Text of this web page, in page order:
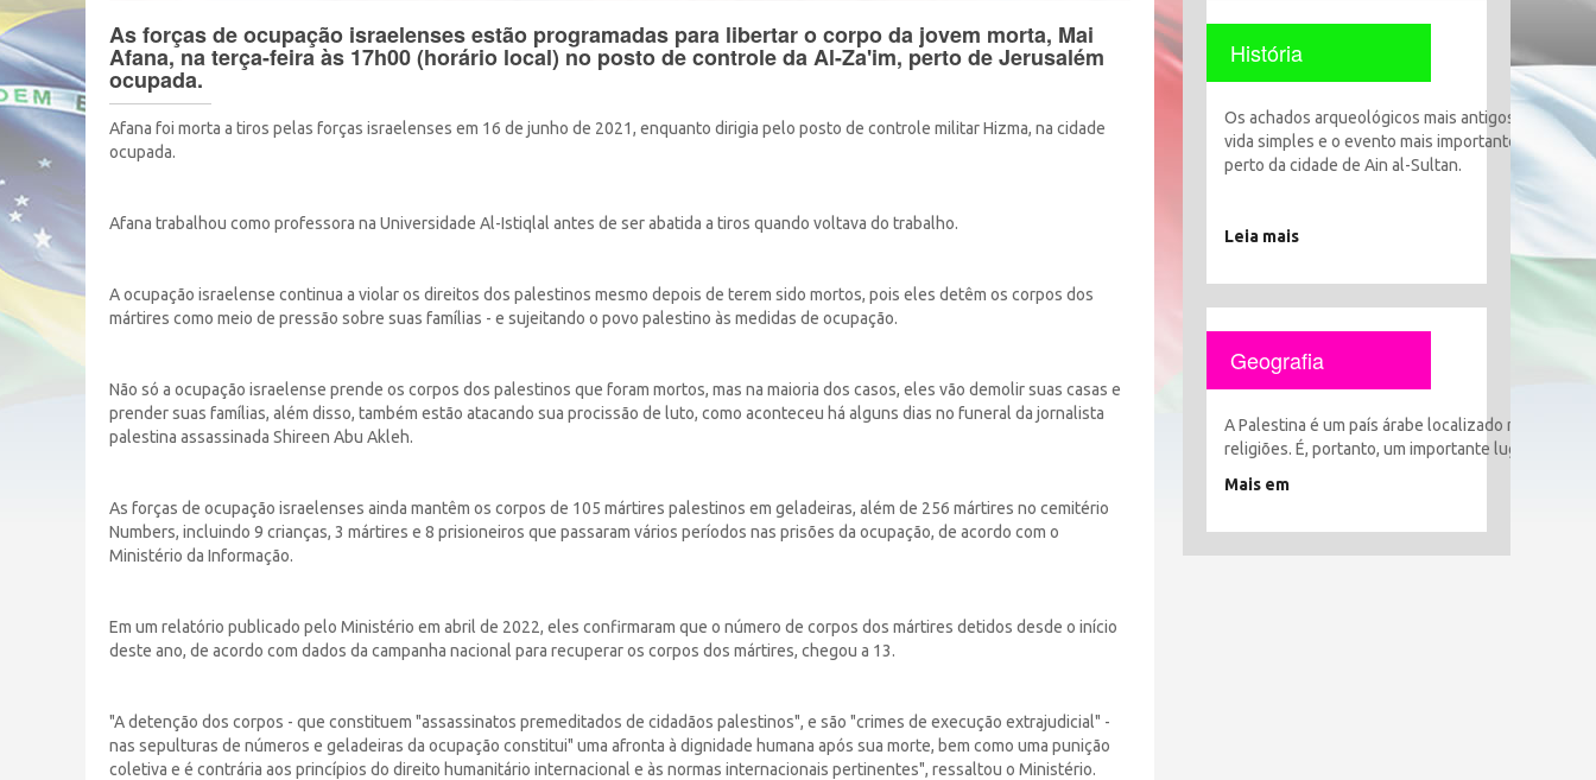
As forças de ocupação israelenses estão programadas para libertar o corpo da jovem morta, Mai
Afana, na terça-feira às 17h00 (horário local) no posto de controle da Al-Za'im, perto de Jerusalém
ocupada.
Afana foi morta a tiros pelas forças israelenses em 16 de junho de 2021, enquanto dirigia pelo posto de controle militar Hizma, na cidade
ocupada.
Afana trabalhou como professora na Universidade Al-Istiqlal antes de ser abatida a tiros quando voltava do trabalho.
A ocupação israelense continua a violar os direitos dos palestinos mesmo depois de terem sido mortos, pois eles detêm os corpos dos
mártires como meio de pressão sobre suas famílias - e sujeitando o povo palestino às medidas de ocupação.
Não só a ocupação israelense prende os corpos dos palestinos que foram mortos, mas na maioria dos casos, eles vão demolir suas casas e
prender suas famílias, além disso, também estão atacando sua procissão de luto, como aconteceu há alguns dias no funeral da jornalista
palestina assassinada Shireen Abu Akleh.
As forças de ocupação israelenses ainda mantêm os corpos de 105 mártires palestinos em geladeiras, além de 256 mártires no cemitério
Numbers, incluindo 9 crianças, 3 mártires e 8 prisioneiros que passaram vários períodos nas prisões da ocupação, de acordo com o
Ministério da Informação.
Em um relatório publicado pelo Ministério em abril de 2022, eles confirmaram que o número de corpos dos mártires detidos desde o início
deste ano, de acordo com dados da campanha nacional para recuperar os corpos dos mártires, chegou a 13.
"A detenção dos corpos - que constituem "assassinatos premeditados de cidadãos palestinos", e são "crimes de execução extrajudicial" -
nas sepulturas de números e geladeiras da ocupação constitui" uma afronta à dignidade humana após sua morte, bem como uma punição
coletiva e é contrária aos princípios do direito humanitário internacional e às normas internacionais pertinentes", ressaltou o Ministério.
História
Os achados arqueológicos mais antigos
vida simples e o evento mais importante foi o
perto da cidade de Ain al-Sultan.
Leia mais
Geografia
A Palestina é um país árabe localizado no
religiões. É, portanto, um importante lugar
Mais em